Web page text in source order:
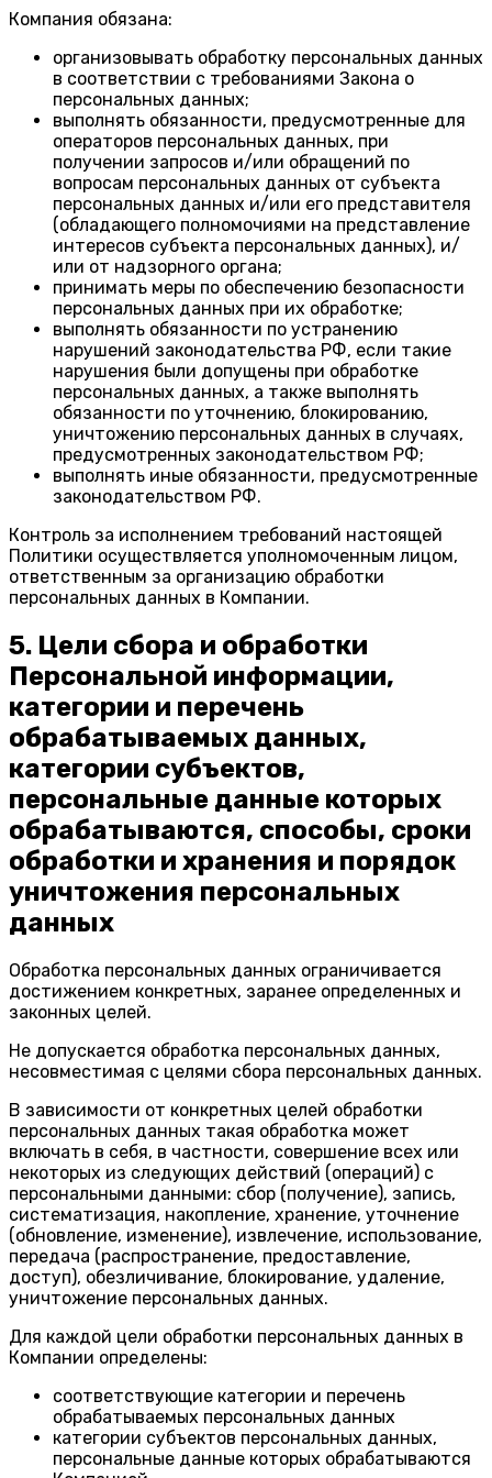
Компания обязана:
организовывать обработку персональных данных
в соответствии с требованиями Закона о
персональных данных;
выполнять обязанности, предусмотренные для
операторов персональных данных, при
получении запросов и/или обращений по
вопросам персональных данных от субъекта
персональных данных и/или его представителя
(обладающего полномочиями на представление
интересов субъекта персональных данных), и/
или от надзорного органа;
принимать меры по обеспечению безопасности
персональных данных при их обработке;
выполнять обязанности по устранению
нарушений законодательства РФ, если такие
нарушения были допущены при обработке
персональных данных, а также выполнять
обязанности по уточнению, блокированию,
уничтожению персональных данных в случаях,
предусмотренных законодательством РФ;
выполнять иные обязанности, предусмотренные
законодательством РФ.
Контроль за исполнением требований настоящей
Политики осуществляется уполномоченным лицом,
ответственным за организацию обработки
персональных данных в Компании.
5. Цели сбора и обработки
Персональной информации,
категории и перечень
обрабатываемых данных,
категории субъектов,
персональные данные которых
обрабатываются, способы, сроки
обработки и хранения и порядок
уничтожения персональных
данных
Обработка персональных данных ограничивается
достижением конкретных, заранее определенных и
законных целей.
Не допускается обработка персональных данных,
несовместимая с целями сбора персональных данных.
В зависимости от конкретных целей обработки
персональных данных такая обработка может
включать в себя, в частности, совершение всех или
некоторых из следующих действий (операций) с
персональными данными: сбор (получение), запись,
систематизация, накопление, хранение, уточнение
(обновление, изменение), извлечение, использование,
передача (распространение, предоставление,
доступ), обезличивание, блокирование, удаление,
уничтожение персональных данных.
Для каждой цели обработки персональных данных в
Компании определены:
соответствующие категории и перечень
обрабатываемых персональных данных
категории субъектов персональных данных,
персональные данные которых обрабатываются